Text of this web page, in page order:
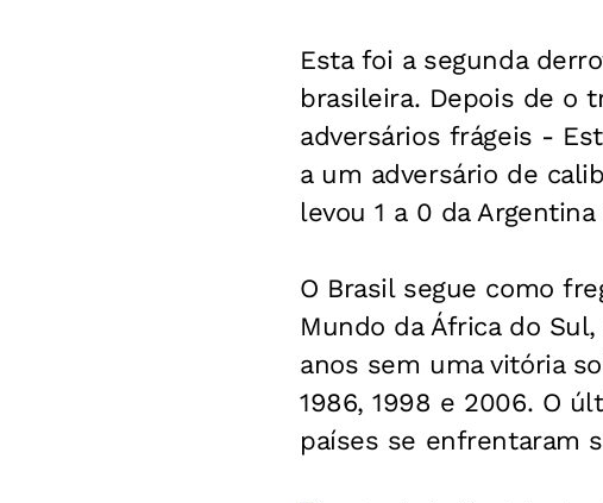
Esta foi a segunda
brasileira. Depois de o
adversários frágeis -
a um adversário de
levou 1 a 0 da
O Brasil segue como
Mundo da África do
anos sem uma vitória
1986, 1998 e 2006. O
países se enfrentaram